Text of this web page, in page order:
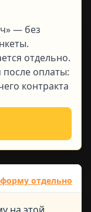
— без
отдельно.
оплаты:
контракта
отдельно